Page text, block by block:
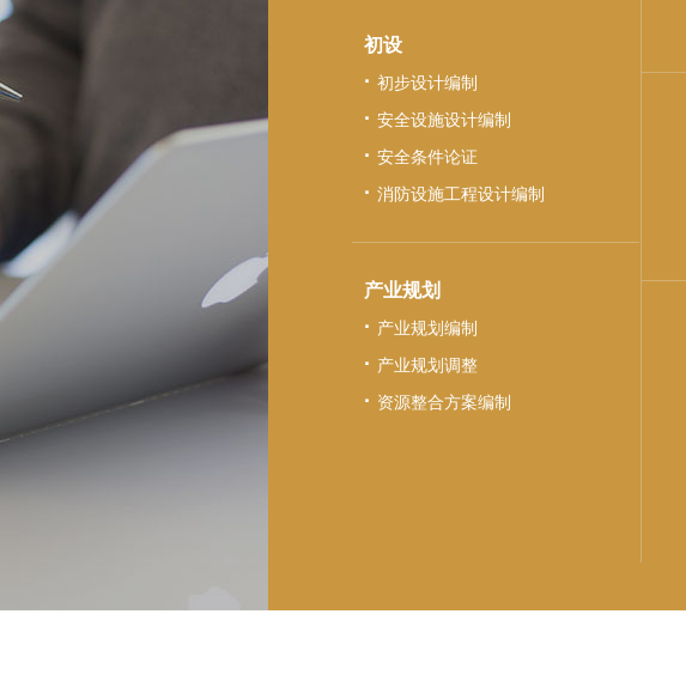
初设
· 初步设计编制
· 安全设施设计编制
· 安全条件论证
· 消防设施工程设计编制
产业规划
· 产业规划编制
· 产业规划调整
· 资源整合方案编制